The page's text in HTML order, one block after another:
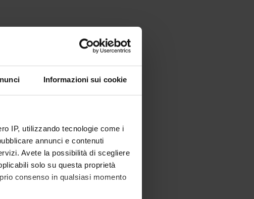
Informazioni sui cookie
IP, utilizzando tecnologie come i
annunci e contenuti
Avete la possibilità di scegliere
solo su questa proprietà
consenso in qualsiasi momento